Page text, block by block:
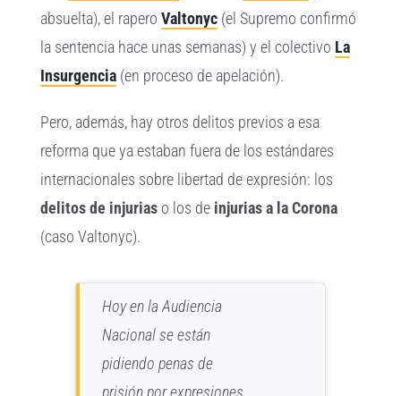
absuelta), el raperoValtonyc (el Supremo confirmó
la sentencia hace unas semanas) y el colectivo La
Insurgencia (en proceso de apelación).
Pero, además, hay otros delitos previos a esa
reforma que ya estaban fuera de los estándares
internacionales sobre libertad de expresión: los
delitos de injurias o los de injurias a la Corona
(caso Valtonyc).
Hoy en la Audiencia
Nacional se están
pidiendo penas de
prisión por expresiones